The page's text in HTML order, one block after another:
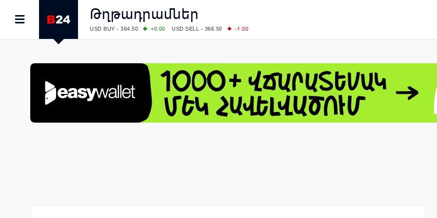
Թղթադրամներ
USD BUY - 364.50 +0.00 USD SELL - 366.50
-1.00
COMEX: PLATINUM - 1765.90
LME: ALUMINIUM - 3184.00
-0.27 COPPER - 13791.00
-0.12
LME: NICKEL - 17249.00
+0.09 TIN - 55268.00
+2.50
LME: LEAD - 1877.50
-1.00 ZINC - 3643.00
+1.43
FOREX: USD/JPY - 157.68
+0.12 EUR/GBP - 1.1548
+0.11
FOREX: EUR/USD - 1.1548
+0.11 GBP/USD - 1.3459
+0.04